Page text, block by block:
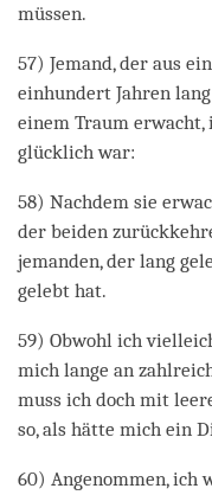
müssen.
57) Jemand, der aus
einhundert Jahren
einem Traum
glücklich war:
58) Nachdem sie
der beiden
jemanden, der lang
gelebt hat.
59) Obwohl ich
mich lange an
muss ich doch mit
so, als hätte mich ein
60) Angenommen, ich